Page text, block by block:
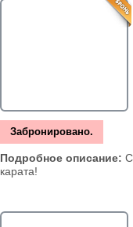
Забронировано.
Подробное описание:
карата!